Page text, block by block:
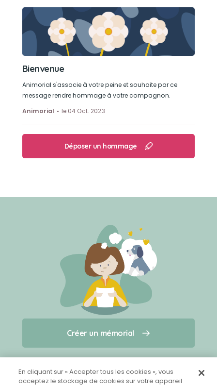
Créer un mémorial
Qui sommes-nous ?
Nous contacter
Bienvenue
Animorial s'associe à votre peine et souhaite par ce
message rendre hommage à votre compagnon.
Animorial
le 04 Oct. 2023
Déposer un hommage
Créer un mémorial
En cliquant sur « Accepter tous les cookies », vous
acceptez le stockage de cookies sur votre appareil